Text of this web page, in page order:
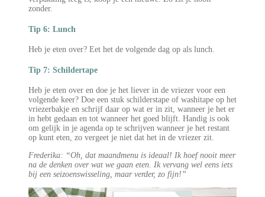
zonder.
Tip 6: Lunch
Heb je eten over? Eet het de volgende dag op als lunch.
Tip 7: Schildertape
Heb je eten over en doe je het liever in de vriezer voor een
volgende keer? Doe een stuk schilderstape of washitape op het
vriezerbakje en schrijf daar op wat er in zit, wanneer je het er
in hebt gedaan en tot wanneer het goed blijft. Handig is ook
om gelijk in je agenda op te schrijven wanneer je het restant
op kunt eten, zo vergeet je niet dat het in de vriezer zit.
Frederika: “Oh, dat maandmenu is ideaal! Ik hoef nooit meer
na de denken over wat we gaan eten. Ik vervang wel eens iets
bij een seizoenswisseling, maar verder, zo fijn!”